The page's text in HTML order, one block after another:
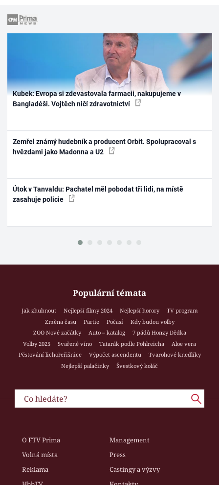
Kubek: Evropa si zdevastovala farmacii, nakupujeme v
Bangladéši. Vojtěch ničí zdravotnictví
Zemřel známý hudebník a producent Orbit. Spolupracoval s
hvězdami jako Madonna a U2
Útok v Tanvaldu: Pachatel měl pobodat tři lidi, na místě
zasahuje policie
Populární témata
Jak zhubnout Nejlepší filmy 2024 Nejlepší horory
TV program
Změna času
Partie Počasí
Kdy budou volby
ZOO Nové začátky
Auto – katalog
7 pádů Honzy Dědka
Volby 2025
Svařené víno Tatarák podle Pohlreicha
Aloe vera
Pěstování lichořeřišnice
Výpočet ascendentu
Tvarohové knedlíky
Nejlepší palačinky
Švestkový koláč
O FTV Prima
Management
Volná místa
Press
Reklama
Castingy a výzvy